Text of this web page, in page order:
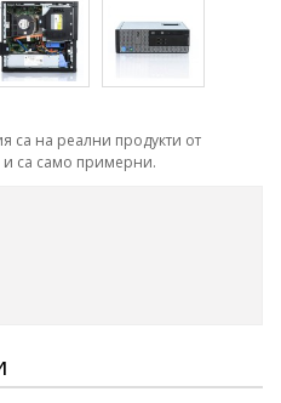
са на реални продукти от
са само примерни.